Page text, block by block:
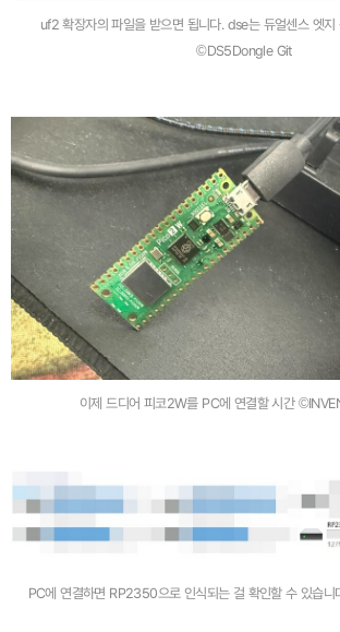
uf2 확장자의 파일을 받으면 됩니다. dse는 듀얼센스 엣지
©DS5Dongle Git
이제 드디어 피코2W를 PC에 연결할 시간
PC에 연결하면 RP2350으로 인식되는 걸 확인할 수 있습